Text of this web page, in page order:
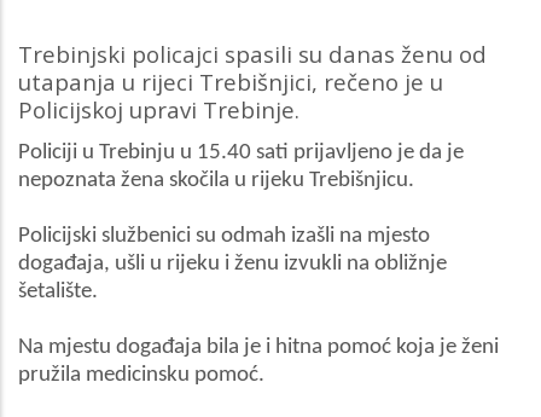
Trebinjski policajci spasili su danas ženu od
utapanja u rijeci Trebišnjici, rečeno je u
Policijskoj upravi Trebinje.
Policiji u Trebinju u 15.40 sati prijavljeno je da je
nepoznata žena skočila u rijeku Trebišnjicu.
Policijski službenici su odmah izašli na mjesto
događaja, ušli u rijeku i ženu izvukli na obližnje
šetalište.
Na mjestu događaja bila je i hitna pomoć koja je ženi
pružila medicinsku pomoć.